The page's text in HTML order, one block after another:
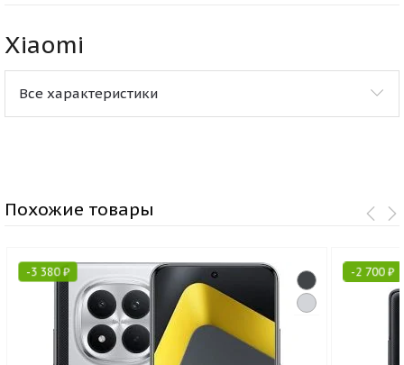
Xiaomi
Все характеристики
Похожие товары
-3 380₽ -2 700₽